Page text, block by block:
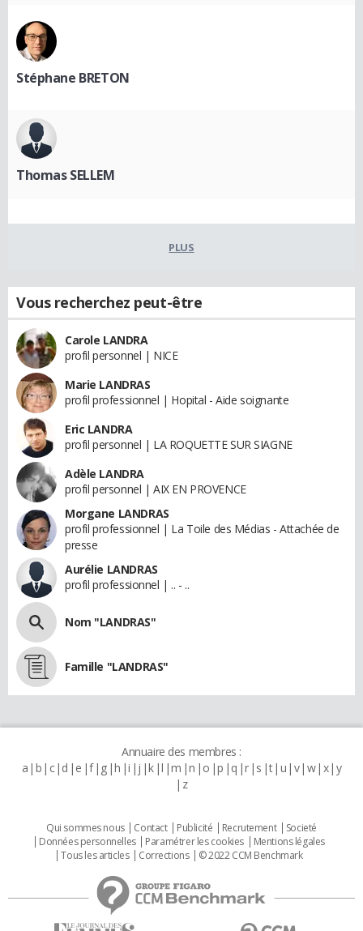
Stéphane BRETON
Thomas SELLEM
PLUS
Vous recherchez peut-être
Carole LANDRA
profil personnel | NICE
Marie LANDRAS
profil professionnel | Hopital - Aide soignante
Eric LANDRA
profil personnel | LA ROQUETTE SUR SIAGNE
Adèle LANDRA
profil personnel | AIX EN PROVENCE
Morgane LANDRAS
profil professionnel | La Toile des Médias - Attachée de
presse
Aurélie LANDRAS
profil professionnel | .. - ..
Nom "LANDRAS"
Famille "LANDRAS"
Annuaire des membres :
a b c d e f g h i j k l m n o p q r s t u v w x y
z
Qui sommes nous Contact Publicité Recrutement
Societé
Données personnelles
Paramétrer les cookies
Mentions légales
Tous les articles
Corrections © 2022 CCM Benchmark